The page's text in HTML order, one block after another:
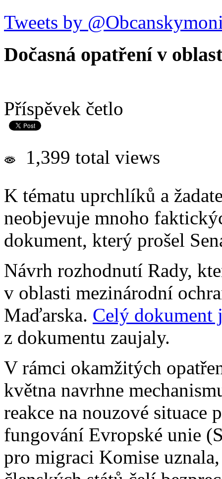
Tweets by
Dočasná opatření v
Příspěvek četlo
1,399 total views
K tématu uprchlíků a
neobjevuje mnoho
dokument, který prošel
Návrh rozhodnutí Rady,
v oblasti mezinárodní
Maďarska. Celý dokument
z dokumentu zaujaly.
V rámci okamžitých
května navrhne
reakce na nouzové
fungování Evropské unie
pro migraci Komise